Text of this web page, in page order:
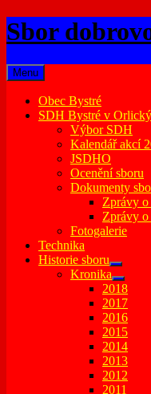
Skip
to
Sbor
Menu
Obec Bystré
SDH Bystré v
Výbor SDH
Kalendář akcí
JSDHO
Ocenění sboru
Dokumenty
Zprávy o
Zprávy o
Fotogalerie
Technika
Historie sboru
expand
child
menu
Kronika
expand
child
menu
2018
2017
2016
2015
2014
2013
2012
2011